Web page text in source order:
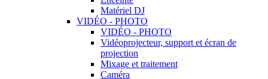
Matériel DJ
VIDÉO - PHOTO
VIDÉO - PHOTO
Vidéoprojecteur, support et écran de
projection
Mixage et traitement
Caméra